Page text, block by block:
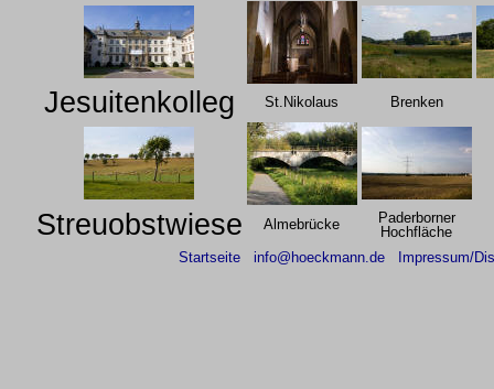
Jesuitenkolleg St.Nikolaus Brenken
Streuobstwiese Almebrücke
Paderborner
Hochfläche
Startseite
info@hoeckmann.de Impressum/